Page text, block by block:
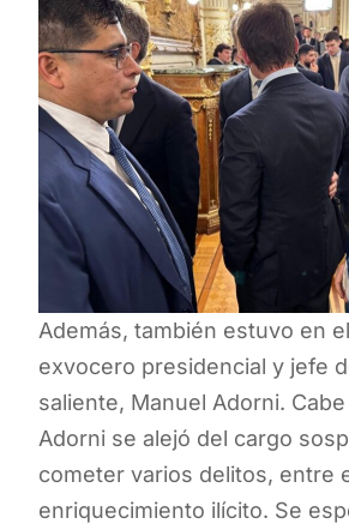
Además, también estuvo en
exvocero presidencial y jefe
saliente, Manuel Adorni.
Adorni se alejó del cargo
cometer varios delitos, entre
enriquecimiento ilícito. Se